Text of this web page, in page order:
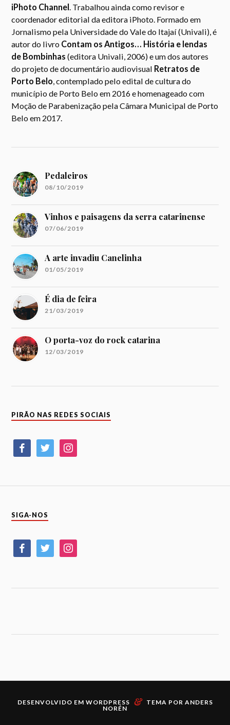
iPhoto Channel . Trabalhou ainda como revisor e
coordenador editorial da editora iPhoto. Formado em
Jornalismo pela Universidade do Vale do Itajaí (Univali), é
autor do livro Contam os Antigos… História e lendas
de Bombinhas (editora Univali, 2006) e um dos autores
do projeto de documentário audiovisual Retratos de
Porto Belo , contemplado pelo edital de cultura do
município de Porto Belo em 2016 e homenageado com
Moção de Parabenização pela Câmara Municipal de Porto
Belo em 2017.
Pedaleiros
08/10/2019
Vinhos e paisagens da serra catarinense
07/06/2019
A arte invadiu Canelinha
01/05/2019
É dia de feira
21/03/2019
O porta-voz do rock catarina
12/03/2019
PIRÃO NAS REDES SOCIAIS
SIGA-NOS
DESENVOLVIDO EM WORDPRESS & TEMA POR ANDERS
NORÉN